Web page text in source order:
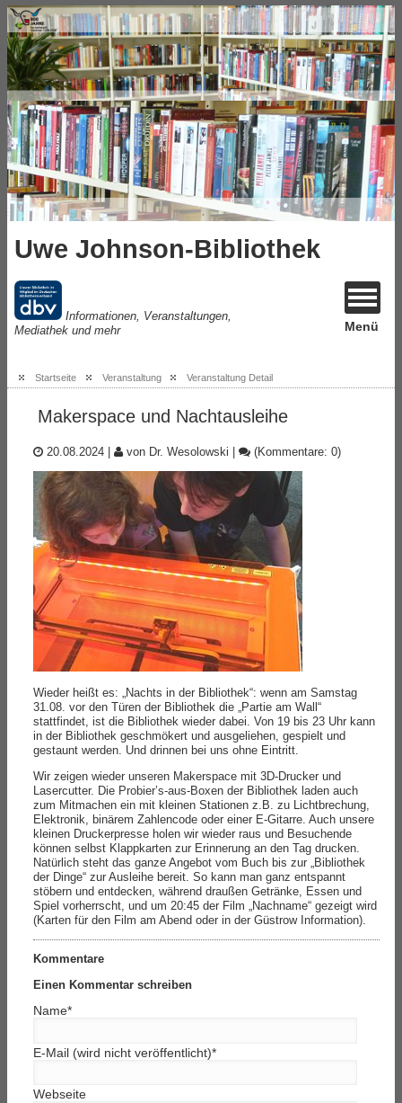
Uwe Johnson-Bibliothek
Informationen, Veranstaltungen,
Mediathek und mehr
Menü
Startseite Veranstaltung Veranstaltung Detail
Makerspace und Nachtausleihe
20.08.2024 | von Dr. Wesolowski | (Kommentare: 0)
Wieder heißt es: „Nachts in der Bibliothek“: wenn am Samstag
31.08. vor den Türen der Bibliothek die „Partie am Wall“
stattfindet, ist die Bibliothek wieder dabei. Von 19 bis 23 Uhr kann
in der Bibliothek geschmökert und ausgeliehen, gespielt und
gestaunt werden. Und drinnen bei uns ohne Eintritt.
Wir zeigen wieder unseren Makerspace mit 3D-Drucker und
Lasercutter. Die Probier’s-aus-Boxen der Bibliothek laden auch
zum Mitmachen ein mit kleinen Stationen z.B. zu Lichtbrechung,
Elektronik, binärem Zahlencode oder einer E-Gitarre. Auch unsere
kleinen Druckerpresse holen wir wieder raus und Besuchende
können selbst Klappkarten zur Erinnerung an den Tag drucken.
Natürlich steht das ganze Angebot vom Buch bis zur „Bibliothek
der Dinge“ zur Ausleihe bereit. So kann man ganz entspannt
stöbern und entdecken, während draußen Getränke, Essen und
Spiel vorherrscht, und um 20:45 der Film „Nachname“ gezeigt wird
(Karten für den Film am Abend oder in der Güstrow Information).
Kommentare
Einen Kommentar schreiben
Name*
E-Mail (wird nicht veröffentlicht)*
Webseite